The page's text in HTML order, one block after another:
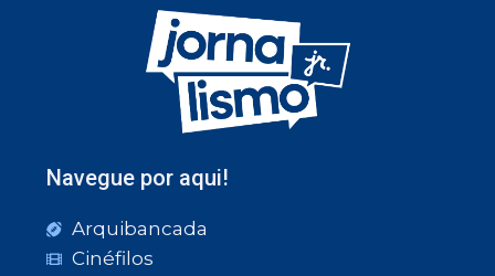
Navegue por aqui!
Arquibancada
Cinéfilos